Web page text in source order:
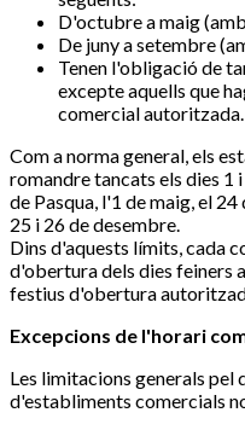
D'octubre a maig
De juny a setembre
Tenen l'obligació de
excepte aquells que
comercial autoritzada.
Com a norma general, els
romandre tancats els dies 1
de Pasqua, l'1 de maig, el
25 i 26 de desembre.
Dins d'aquests límits, cada
d'obertura dels dies feiners
festius d'obertura
Excepcions de l'horari
Les limitacions generals
d'establiments comercials